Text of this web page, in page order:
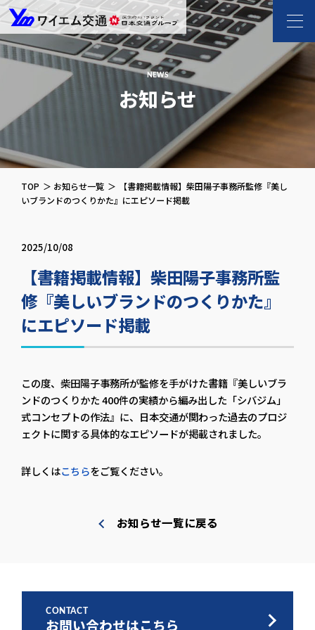
ワイエム交通 l 新
NEWS
お知らせ
TOP お知らせ一覧
【書籍掲載情報】柴田陽子事務所監修『美し
いブランドのつくりかた』にエピソード掲載
2025/10/08
【書籍掲載情報】柴田陽子事務所監
修『美しいブランドのつくりかた』
にエピソード掲載
この度、柴田陽子事務所が監修を手がけた書籍『美しいブラ
ンドのつくりかた 400件の実績から編み出した「シバジム」
式コンセプトの作法』に、日本交通が関わった過去のプロジ
ェクトに関する具体的なエピソードが掲載されました。
詳しくはこちらをご覧ください。
お知らせ一覧に戻る
CONTACT
お問い合わせはこちら